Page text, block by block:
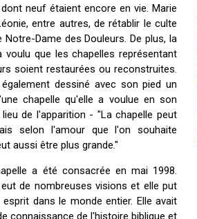
neuf étaient encore en vie. Marie
entre autres, de rétablir le culte
Notre-Dame des Douleurs. De plus, la
voulu que les chapelles représentant
soient restaurées ou reconstruites.
dessiné avec son pied un
chapelle qu'elle a voulue en son
de l'apparition - "La chapelle peut
selon l'amour que l'on souhaite
aussi être plus grande."
a été consacrée en mai 1998.
de nombreuses visions et elle put
dans le monde entier. Elle avait
connaissance de l'histoire biblique et